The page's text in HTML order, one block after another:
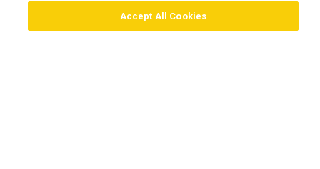
Guia TV
Accept All Cookies